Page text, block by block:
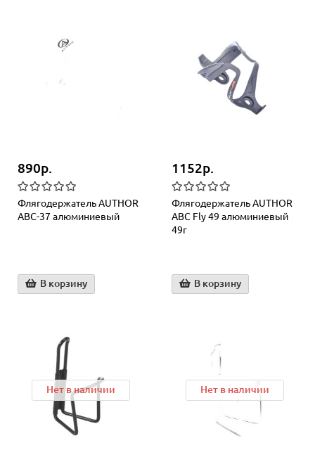
890р.
Флягодержатель AUTHOR
АВС-37 алюминиевый
В корзину
1152р.
Флягодержатель AUTHOR
АВС Fly 49 алюминиевый
49г
В корзину
Нет в наличии Нет в наличии